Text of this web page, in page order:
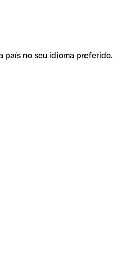
país no seu idioma preferido.